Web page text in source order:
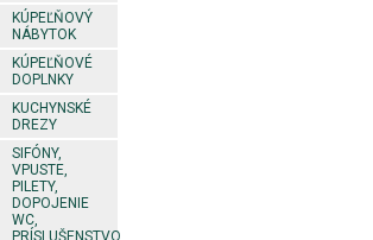
KÚPEĽŇOVÝ
NÁBYTOK
KÚPEĽŇOVÉ
DOPLNKY
KUCHYNSKÉ
DREZY
SIFÓNY,
VPUSTE,
PILETY,
DOPOJENIE
WC,
PRÍSLUŠENSTVO